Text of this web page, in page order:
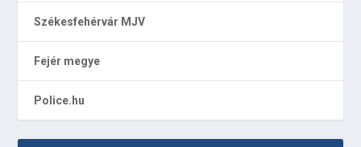
Székesfehérvár MJV
Fejér megye
Police.hu